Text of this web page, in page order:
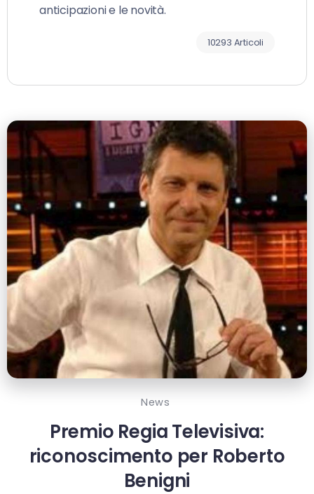
anticipazioni e le novità.
10293 Articoli
News
Premio Regia Televisiva:
riconoscimento per Roberto
Benigni